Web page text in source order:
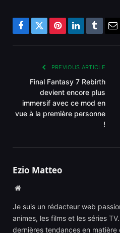
Facebook
TwitterPinterestLinkedInTumblr
PREVIOUS ARTICLE
Final Fantasy 7 Rebirth
devient encore plus
immersif avec ce mod en
vue à la première personne
!
Ezio Matteo
Website
Je suis un rédacteur web
animes, les films et les séries
dernières tendances en